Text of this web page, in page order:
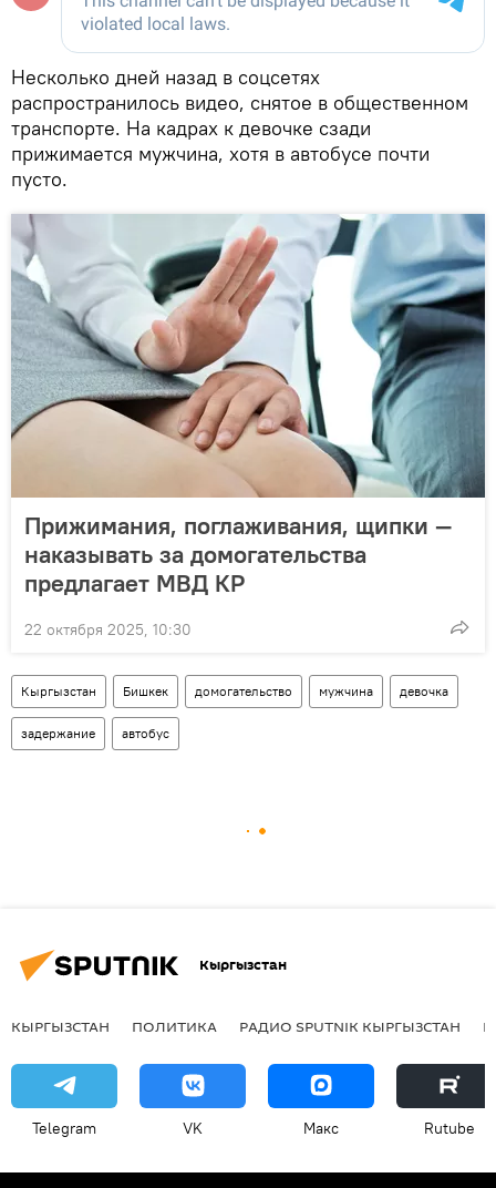
Несколько дней назад в соцсетях
распространилось видео, снятое в общественном
транспорте. На кадрах к девочке сзади
прижимается мужчина, хотя в автобусе почти
пусто.
Прижимания, поглаживания, щипки —
наказывать за домогательства
предлагает МВД КР
22 октября 2025, 10:30
Кыргызстан Бишкек домогательство мужчина девочка
задержание автобус
Кыргызстан
КЫРГЫЗСТАН ПОЛИТИКА РАДИО SPUTNIK КЫРГЫЗСТАН
Telegram VK Макс Rutube